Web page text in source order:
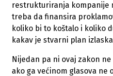
restrukturiranja kompanije
treba da finansira
koliko bi to koštalo i koliko
kakav je stvarni plan
Nijedan pa ni ovaj zakon
ako ga većinom glasova ne